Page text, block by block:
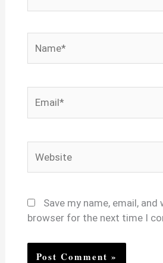
Save my name, email,
browser for the next time I